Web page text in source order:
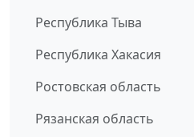
Республика Тыва
Республика Хакасия
Ростовская область
Рязанская область